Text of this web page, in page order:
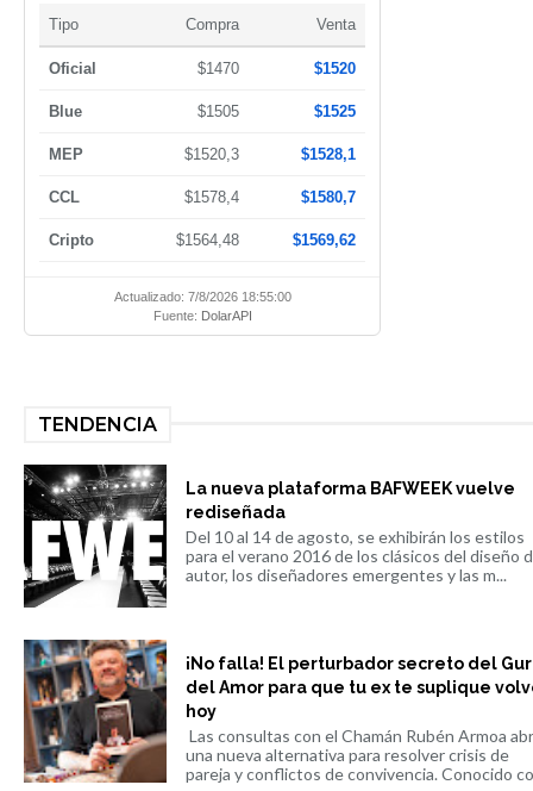
Tipo Compra Venta
Oficial $1470 $1520
Blue $1505 $1525
MEP $1520,3 $1528,1
CCL $1578,4 $1580,7
Cripto $1564,48 $1569,62
Actualizado: 7/8/2026 18:55:00
Fuente: DolarAPI
TENDENCIA
La nueva plataforma BAFWEEK vuelve
rediseñada
Del 10 al 14 de agosto, se exhibirán los estilos
para el verano 2016 de los clásicos del diseño
autor, los diseñadores emergentes y las m...
¡No falla! El perturbador secreto del
del Amor para que tu ex te suplique
hoy
Las consultas con el Chamán Rubén Armoa
una nueva alternativa para resolver crisis de
pareja y conflictos de convivencia. Conocido